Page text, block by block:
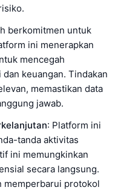
berkomitmen untuk
ini menerapkan
mencegah
keuangan. Tindakan
memastikan data
jawab.
: Platform ini
tanda aktivitas
ini memungkinkan
secara langsung.
memperbarui protokol